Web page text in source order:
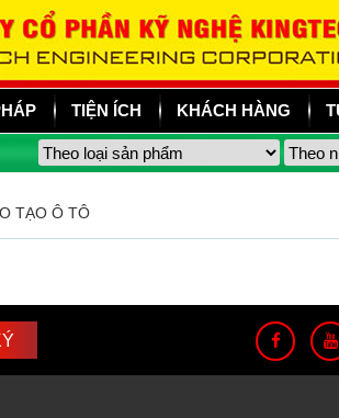
TIỆN ÍCH KHÁCH HÀNG
TẠO Ô TÔ